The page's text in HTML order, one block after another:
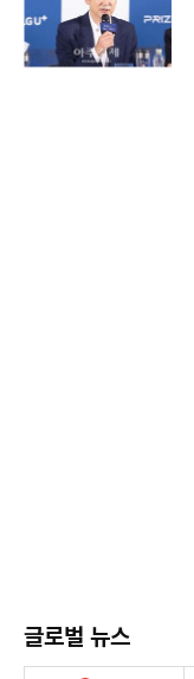
글로벌 뉴스